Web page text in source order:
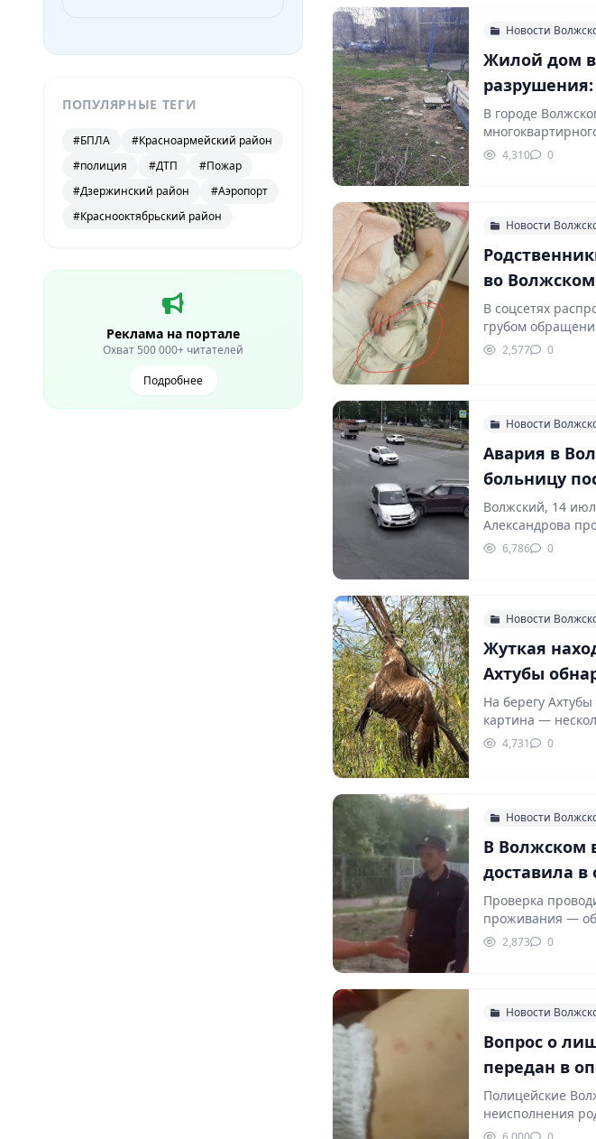
ПОПУЛЯРНЫЕ ТЕГИ
#БПЛА
#Красноармейский район
#полиция
#ДТП
#Пожар
#Дзержинский район
#Аэропорт
#Краснооктябрьский район
Реклама на портале
Охват 500 000+ читателей
Подробнее
Новости
Жилой дом
разрушения:
В городе
тревогу: их…
4,310 0
Новости
во
обращение
В соцсетях
грубом
2,577 0
Новости
Авария в
больницу
Волжский, 14
Александрова
происшествие с…
6,786 0
Новости
Жуткая
Ахтубы
птицы
На берегу
картина —
4,731 0
Новости
В Волжском
доставила
Проверка
проживания —
пространствах.
2,873 0
Новости
Вопрос о
передан в
Полицейские
неисполнения
жительницей